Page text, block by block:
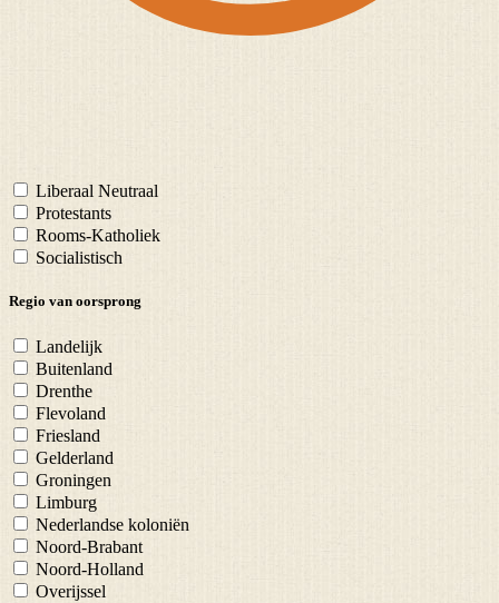
Liberaal Neutraal
Protestants
Rooms-Katholiek
Socialistisch
Regio van oorsprong
Landelijk
Buitenland
Drenthe
Flevoland
Friesland
Gelderland
Groningen
Limburg
Nederlandse koloniën
Noord-Brabant
Noord-Holland
Overijssel